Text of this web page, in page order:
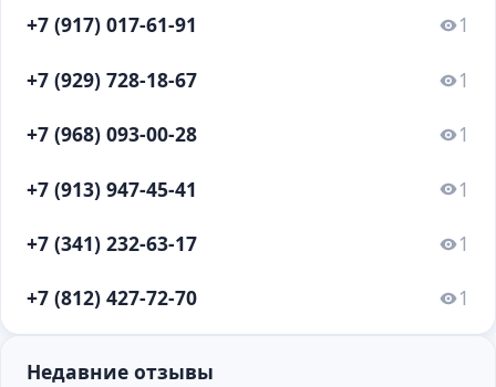
+7 (917) 017-61-91 1
+7 (929) 728-18-67 1
+7 (968) 093-00-28 1
+7 (913) 947-45-41 1
+7 (341) 232-63-17 1
+7 (812) 427-72-70 1
Недавние отзывы